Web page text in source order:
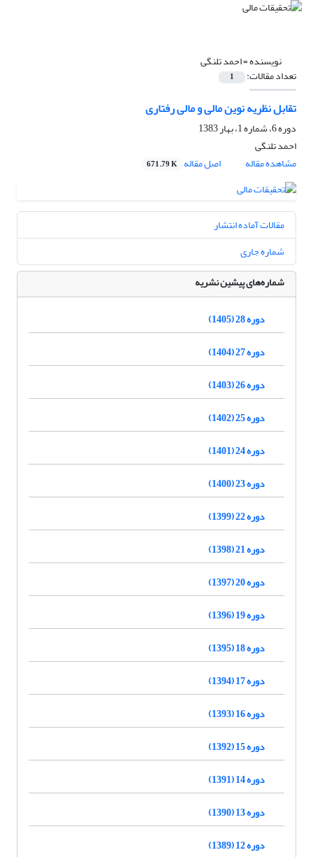
نویسنده =احمد تلنگى
تعداد مقالات: 1
تقابل نظریه نوین مالی و مالی رفتاری
دوره 6، شماره 1، بهار 1383
احمد تلنگى
مشاهده مقاله
اصل مقاله 671.79 K
مقالات آماده انتشار
شماره جاری
شماره‌های پیشین نشریه
دوره 28 (1405)
دوره 27 (1404)
دوره 26 (1403)
دوره 25 (1402)
دوره 24 (1401)
دوره 23 (1400)
دوره 22 (1399)
دوره 21 (1398)
دوره 20 (1397)
دوره 19 (1396)
دوره 18 (1395)
دوره 17 (1394)
دوره 16 (1393)
دوره 15 (1392)
دوره 14 (1391)
دوره 13 (1390)
دوره 12 (1389)